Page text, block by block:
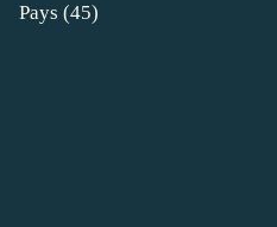
Pays (45)